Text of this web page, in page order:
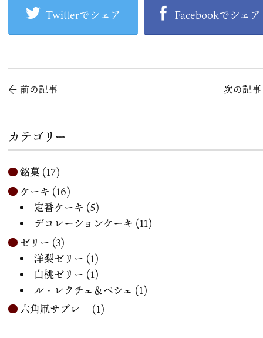
Twitterでシェア Facebookでシェア
← 前の記事 次の記事
カテゴリー
銘菓 (17)
ケーキ (16)
定番ケーキ (5)
デコレーションケーキ (11)
ゼリー (3)
洋梨ゼリー (1)
白桃ゼリー (1)
ル・レクチェ＆ペシェ (1)
六角凧サブレ― (1)